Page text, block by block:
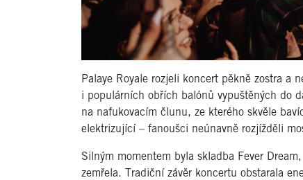
Palaye Royale rozjeli koncert pěkně zostra a
i populárních obřích balónů vypuštěných do
na nafukovacím člunu, ze kterého skvěle
elektrizující – fanoušci neúnavně rozjížděli
Silným momentem byla skladba Fever
zemřela. Tradiční závěr koncertu obstarala